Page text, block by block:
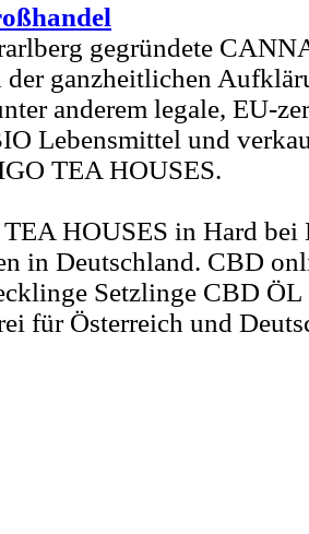
gegründete
der ganzheitlichen
anderem legale, EU-
Lebensmittel und
TEA HOUSES.
HOUSES in Hard bei
in Deutschland. CBD
Setzlinge CBD
für Österreich und